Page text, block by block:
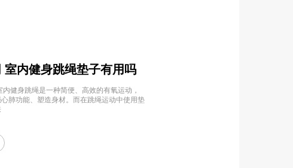
室内健身跳绳垫子有用吗
健身跳绳是一种简便、高效的有氧运动，
肺功能、塑造身材。而在跳绳运动中使用垫